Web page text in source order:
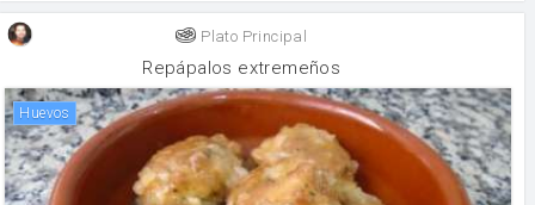
Plato Principal
Repápalos extremeños
huevos